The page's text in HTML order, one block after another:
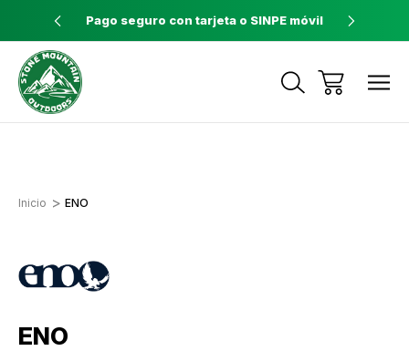
a $60 Pago seguro con tarjeta o SINPE móvil
Inicio ENO
ENO